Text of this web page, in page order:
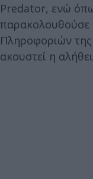
Predator, ενώ
παρακολουθούσε
Πληροφοριών
ακουστεί η